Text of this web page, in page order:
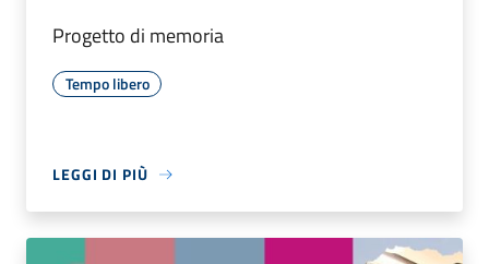
Progetto di memoria
Tempo libero
LEGGI DI PIÙ